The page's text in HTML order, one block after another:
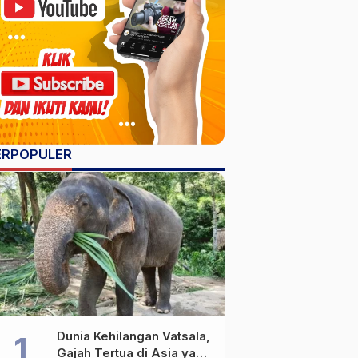
Dunia Kehilangan Vatsala,
Gajah Tertua di Asia yang